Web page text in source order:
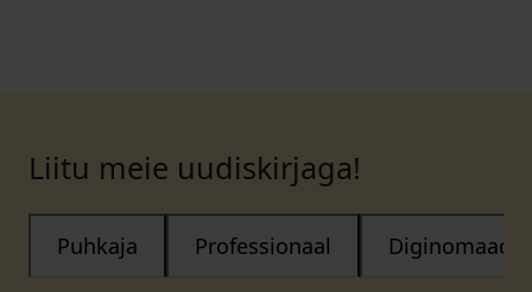
Liitu meie uudiskirjaga!
Puhkaja Professionaal Diginomaad